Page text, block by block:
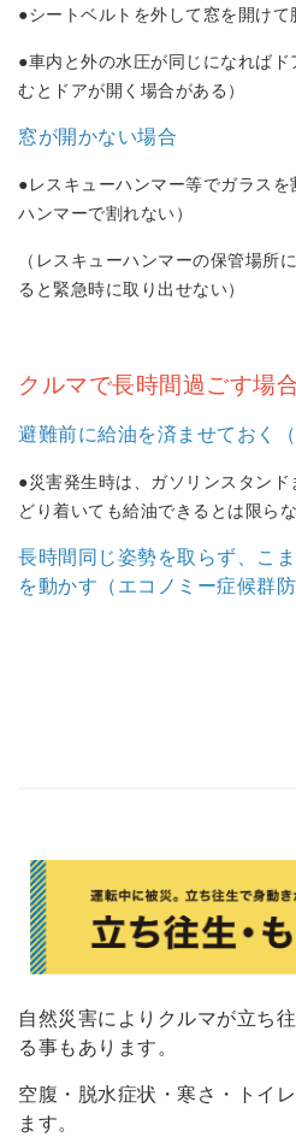
●シートベルトを外して窓を開けて
●車内と外の水圧が同じになれば
むとドアが開く場合がある）
窓が開かない場合
●レスキューハンマー等でガラス
ハンマーで割れない）
（レスキューハンマーの保管場所
ると緊急時に取り出せない）
クルマで長時間過ごす場
避難前に給油を済ませておく（
●災害発生時は、ガソリンスタン
どり着いても給油できるとは限ら
長時間同じ姿勢を取らず、こ
を動かす（エコノミー症候群防
自然災害によりクルマが立ち
る事もあります。
空腹・脱水症状・寒さ・トイ
ます。